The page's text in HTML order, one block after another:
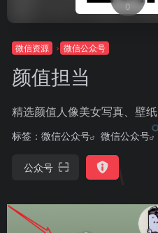
0
微信资源 微信公众号
颜值担当
精选颜值人像美女写真、壁纸
标签： 微信公众号 微信公众号
公众号